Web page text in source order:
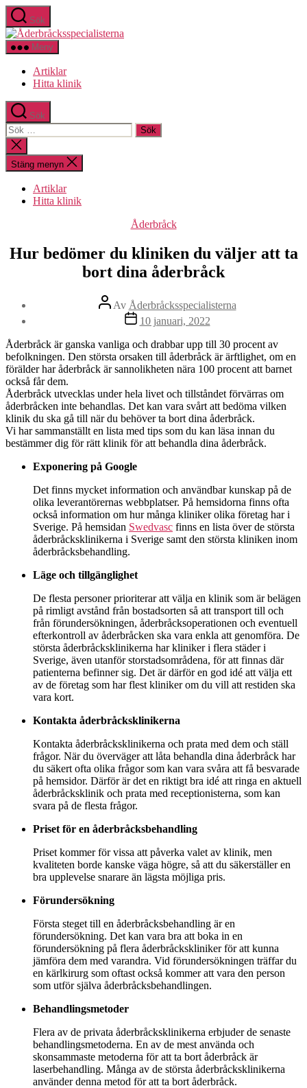
Hoppa
till
innehåll
Sök
Meny
Artiklar
Hitta klinik
Sök
Sök
efter:
Stäng
sökningen
Stäng menyn
Artiklar
Hitta klinik
Kategorier
Åderbråck
Hur bedömer du kliniken du väljer att ta
bort dina åderbråck
Inläggsförfattare
Av Åderbråcksspecialisterna
Inläggsdatum
10 januari, 2022
Åderbråck är ganska vanliga och drabbar upp till 30 procent av
befolkningen. Den största orsaken till åderbråck är ärftlighet, om en
förälder har åderbråck är sannolikheten nära 100 procent att barnet
också får dem.
Åderbråck utvecklas under hela livet och tillståndet förvärras om
åderbråcken inte behandlas. Det kan vara svårt att bedöma vilken
klinik du ska gå till när du behöver ta bort dina åderbråck.
Vi har sammanställt en lista med tips som du kan läsa innan du
bestämmer dig för rätt klinik för att behandla dina åderbråck.
Exponering på Google
Det finns mycket information och användbar kunskap på de
olika leverantörernas webbplatser. På hemsidorna finns ofta
också information om hur många kliniker olika företag har i
Sverige. På hemsidan Swedvasc finns en lista över de största
åderbråcksklinikerna i Sverige samt den största kliniken inom
åderbråcksbehandling.
Läge och tillgänglighet
De flesta personer prioriterar att välja en klinik som är belägen
på rimligt avstånd från bostadsorten så att transport till och
från förundersökningen, åderbråcksoperationen och eventuell
efterkontroll av åderbråcken ska vara enkla att genomföra. De
största åderbråcksklinikerna har kliniker i flera städer i
Sverige, även utanför storstadsområdena, för att finnas där
patienterna befinner sig. Det är därför en god idé att välja ett
av de företag som har flest kliniker om du vill att restiden ska
vara kort.
Kontakta åderbråcksklinikerna
Kontakta åderbråcksklinikerna och prata med dem och ställ
frågor. När du överväger att låta behandla dina åderbråck har
du säkert ofta olika frågor som kan vara svåra att få besvarade
på hemsidor. Därför är det en riktigt bra idé att ringa en aktuell
åderbråcksklinik och prata med receptionisterna, som kan
svara på de flesta frågor.
Priset för en åderbråcksbehandling
Priset kommer för vissa att påverka valet av klinik, men
kvaliteten borde kanske väga högre, så att du säkerställer en
bra upplevelse snarare än lägsta möjliga pris.
Förundersökning
Första steget till en åderbråcksbehandling är en
förundersökning. Det kan vara bra att boka in en
förundersökning på flera åderbråckskliniker för att kunna
jämföra dem med varandra. Vid förundersökningen träffar du
en kärlkirurg som oftast också kommer att vara den person
som utför själva åderbråcksbehandlingen.
Behandlingsmetoder
Flera av de privata åderbråcksklinikerna erbjuder de senaste
behandlingsmetoderna. En av de mest använda och
skonsammaste metoderna för att ta bort åderbråck är
laserbehandling. Många av de största åderbråcksklinikerna
använder denna metod för att ta bort åderbråck.